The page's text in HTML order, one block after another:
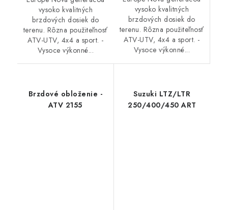
vysoko kvalitných
brzdových dosiek do
terenu. Rôzna použiteľnosť
ATV-UTV, 4x4 a sport. -
Vysoce výkonné...
vysoko kvalitných
brzdových dosiek do
terenu. Rôzna použiteľnosť
ATV-UTV, 4x4 a sport. -
Vysoce výkonné...
Brzdové obloženie -
ATV 2155
Suzuki LTZ/LTR
250/400/450 ART